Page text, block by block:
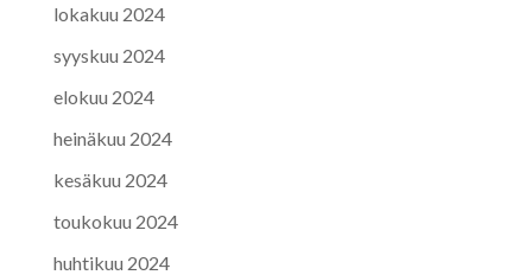
lokakuu 2024
syyskuu 2024
elokuu 2024
heinäkuu 2024
kesäkuu 2024
toukokuu 2024
huhtikuu 2024